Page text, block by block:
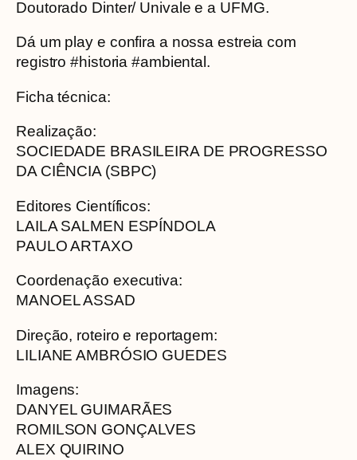
Doutorado Dinter/ Univale e a UFMG.
Dá um play e confira a nossa estreia com
registro #historia #ambiental.
Ficha técnica:
Realização:
SOCIEDADE BRASILEIRA DE PROGRESSO
DA CIÊNCIA (SBPC)
Editores Científicos:
LAILA SALMEN ESPÍNDOLA
PAULO ARTAXO
Coordenação executiva:
MANOEL ASSAD
Direção, roteiro e reportagem:
LILIANE AMBRÓSIO GUEDES
Imagens:
DANYEL GUIMARÃES
ROMILSON GONÇALVES
ALEX QUIRINO